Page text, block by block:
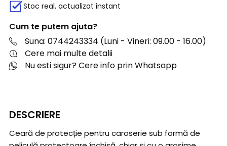
Stoc real, actualizat instant
Cum te putem ajuta?
Suna: 0744243334 (Luni - Vineri: 09.00 - 16.00)
Cere mai multe detalii
Nu esti sigur? Cere info prin Whatsapp
DESCRIERE
Ceară de protecție pentru caroserie sub formă de